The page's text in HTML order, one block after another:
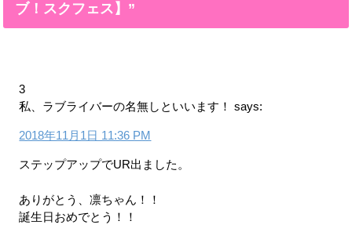
ブ！スクフェス】”
3
私、ラブライバーの名無しといいます！
says:
2018年11月1日 11:36 PM
ステップアップでUR出ました。
ありがとう、凛ちゃん！！
誕生日おめでとう！！